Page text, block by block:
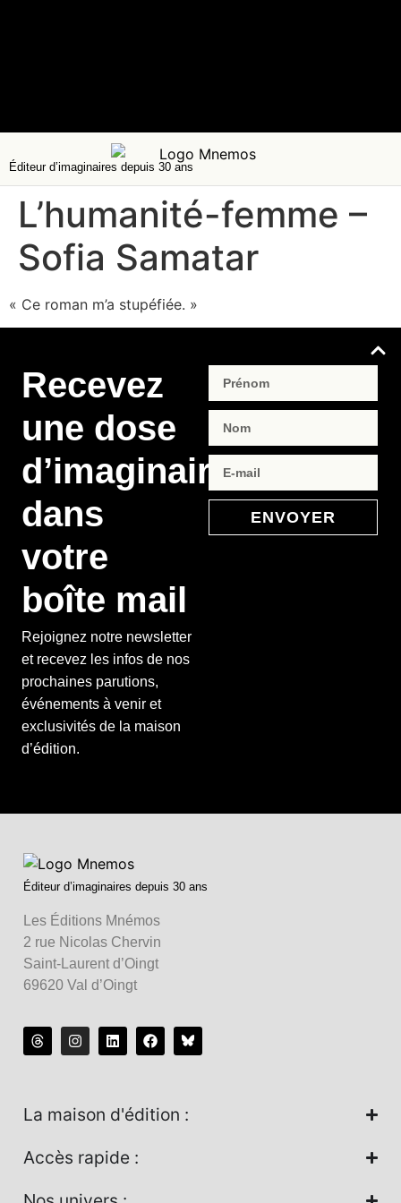
Éditeur d’imaginaires depuis 30 ans
L’humanité-femme –
Sofia Samatar
« Ce roman m’a stupéfiée. »
Recevez
une dose
d’imaginaire
dans
votre
boîte mail
Rejoignez notre newsletter
et recevez les infos de nos
prochaines parutions,
événements à venir et
exclusivités de la maison
d’édition.
ENVOYER
Éditeur d’imaginaires depuis 30 ans
Les Éditions Mnémos
2 rue Nicolas Chervin
Saint-Laurent d’Oingt
69620 Val d’Oingt
La maison d'édition :
Accès rapide :